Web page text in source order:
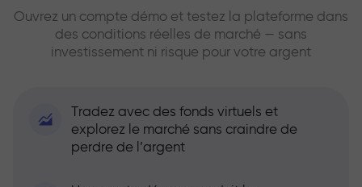
Ouvrez un compte démo et testez la plateforme dans
des conditions réelles de marché — sans
investissement ni risque pour votre argent
Tradez avec des fonds virtuels et
explorez le marché sans craindre de
perdre de l’argent